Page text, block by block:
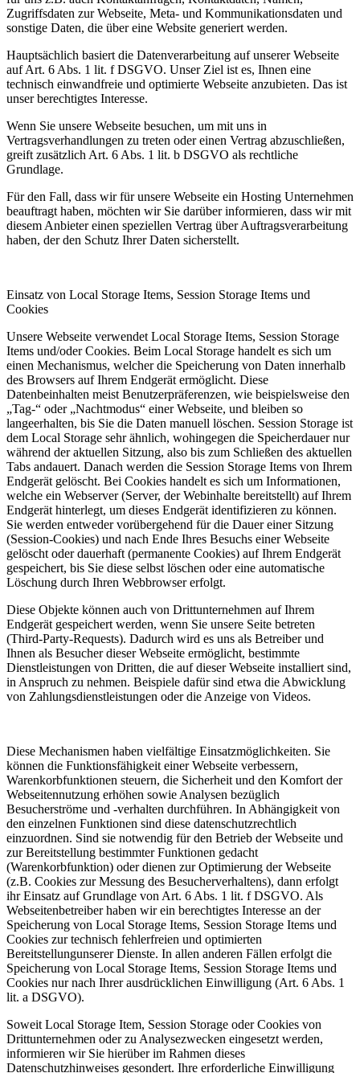
Zugriffsdaten zur Webseite, Meta- und Kommunikationsdaten und
sonstige Daten, die über eine Website generiert werden.
Hauptsächlich basiert die Datenverarbeitung auf unserer Webseite
auf Art. 6 Abs. 1 lit. f DSGVO. Unser Ziel ist es, Ihnen eine
technisch einwandfreie und optimierte Webseite anzubieten. Das ist
unser berechtigtes Interesse.
Wenn Sie unsere Webseite besuchen, um mit uns in
Vertragsverhandlungen zu treten oder einen Vertrag abzuschließen,
greift zusätzlich Art. 6 Abs. 1 lit. b DSGVO als rechtliche
Grundlage.
Für den Fall, dass wir für unsere Webseite ein Hosting Unternehmen
beauftragt haben, möchten wir Sie darüber informieren, dass wir mit
diesem Anbieter einen speziellen Vertrag über Auftragsverarbeitung
haben, der den Schutz Ihrer Daten sicherstellt.
Einsatz von Local Storage Items, Session Storage Items und
Cookies
Unsere Webseite verwendet Local Storage Items, Session Storage
Items und/oder Cookies. Beim Local Storage handelt es sich um
einen Mechanismus, welcher die Speicherung von Daten innerhalb
des Browsers auf Ihrem Endgerät ermöglicht. Diese
Datenbeinhalten meist Benutzerpräferenzen, wie beispielsweise den
„Tag-“ oder „Nachtmodus“ einer Webseite, und bleiben so
langeerhalten, bis Sie die Daten manuell löschen. Session Storage ist
dem Local Storage sehr ähnlich, wohingegen die Speicherdauer nur
während der aktuellen Sitzung, also bis zum Schließen des aktuellen
Tabs andauert. Danach werden die Session Storage Items von Ihrem
Endgerät gelöscht. Bei Cookies handelt es sich um Informationen,
welche ein Webserver (Server, der Webinhalte bereitstellt) auf Ihrem
Endgerät hinterlegt, um dieses Endgerät identifizieren zu können.
Sie werden entweder vorübergehend für die Dauer einer Sitzung
(Session-Cookies) und nach Ende Ihres Besuchs einer Webseite
gelöscht oder dauerhaft (permanente Cookies) auf Ihrem Endgerät
gespeichert, bis Sie diese selbst löschen oder eine automatische
Löschung durch Ihren Webbrowser erfolgt.
Diese Objekte können auch von Drittunternehmen auf Ihrem
Endgerät gespeichert werden, wenn Sie unsere Seite betreten
(Third-Party-Requests). Dadurch wird es uns als Betreiber und
Ihnen als Besucher dieser Webseite ermöglicht, bestimmte
Dienstleistungen von Dritten, die auf dieser Webseite installiert sind,
in Anspruch zu nehmen. Beispiele dafür sind etwa die Abwicklung
von Zahlungsdienstleistungen oder die Anzeige von Videos.
Diese Mechanismen haben vielfältige Einsatzmöglichkeiten. Sie
können die Funktionsfähigkeit einer Webseite verbessern,
Warenkorbfunktionen steuern, die Sicherheit und den Komfort der
Webseitennutzung erhöhen sowie Analysen bezüglich
Besucherströme und -verhalten durchführen. In Abhängigkeit von
den einzelnen Funktionen sind diese datenschutzrechtlich
einzuordnen. Sind sie notwendig für den Betrieb der Webseite und
zur Bereitstellung bestimmter Funktionen gedacht
(Warenkorbfunktion) oder dienen zur Optimierung der Webseite
(z.B. Cookies zur Messung des Besucherverhaltens), dann erfolgt
ihr Einsatz auf Grundlage von Art. 6 Abs. 1 lit. f DSGVO. Als
Webseitenbetreiber haben wir ein berechtigtes Interesse an der
Speicherung von Local Storage Items, Session Storage Items und
Cookies zur technisch fehlerfreien und optimierten
Bereitstellungunserer Dienste. In allen anderen Fällen erfolgt die
Speicherung von Local Storage Items, Session Storage Items und
Cookies nur nach Ihrer ausdrücklichen Einwilligung (Art. 6 Abs. 1
lit. a DSGVO).
Soweit Local Storage Item, Session Storage oder Cookies von
Drittunternehmen oder zu Analysezwecken eingesetzt werden,
informieren wir Sie hierüber im Rahmen dieses
Datenschutzhinweises gesondert. Ihre erforderliche Einwilligung